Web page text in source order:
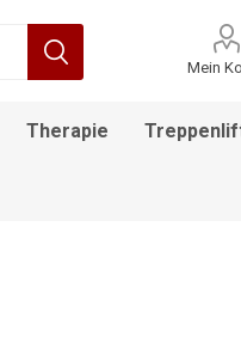
Mein
Therapie